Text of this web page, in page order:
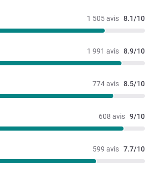
particulier à Nithi qui a su prendre en
avec professionnalisme et rendre
des équipements, le SO/ sera
sur Bangkok ! Un bon rapport
1 505 avis 8.1/10
1 991 avis 8.9/10
774 avis 8.5/10
608 avis 9/10
599 avis 7.7/10